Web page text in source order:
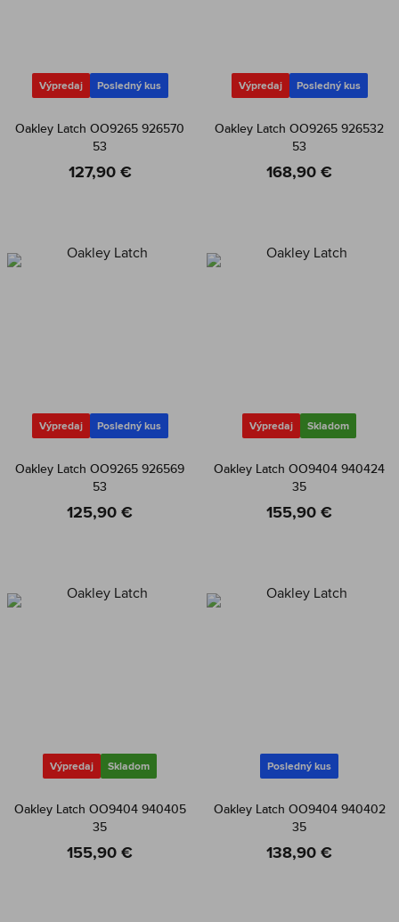
Výpredaj Posledný kus
Oakley Latch OO9265 926570
53
127,90 €
Výpredaj Posledný kus
Oakley Latch OO9265 926532
53
168,90 €
Výpredaj Posledný kus
Oakley Latch OO9265 926569
53
125,90 €
Výpredaj Skladom
Oakley Latch OO9404 940424
35
155,90 €
Výpredaj Skladom
Oakley Latch OO9404 940405
35
155,90 €
Posledný kus
Oakley Latch OO9404 940402
35
138,90 €